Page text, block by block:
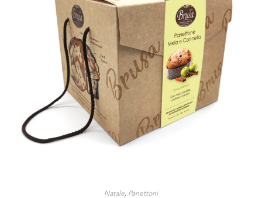
Natale, Panettoni